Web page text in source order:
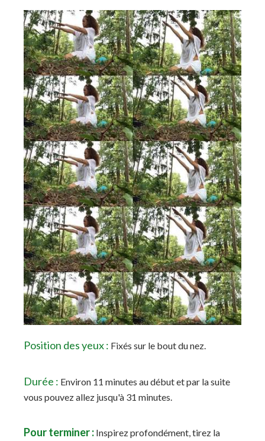
Position des yeux : Fixés sur le bout du nez.
Durée : Environ 11 minutes au début et par la suite
vous pouvez allez jusqu'à 31 minutes.
Pour terminer : Inspirez profondément, tirez la